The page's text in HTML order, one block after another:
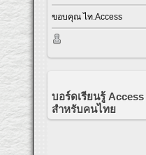
ขอบคุณ ไท.Access
บอร์ดเรียนรู้ Access
สำหรับคนไทย